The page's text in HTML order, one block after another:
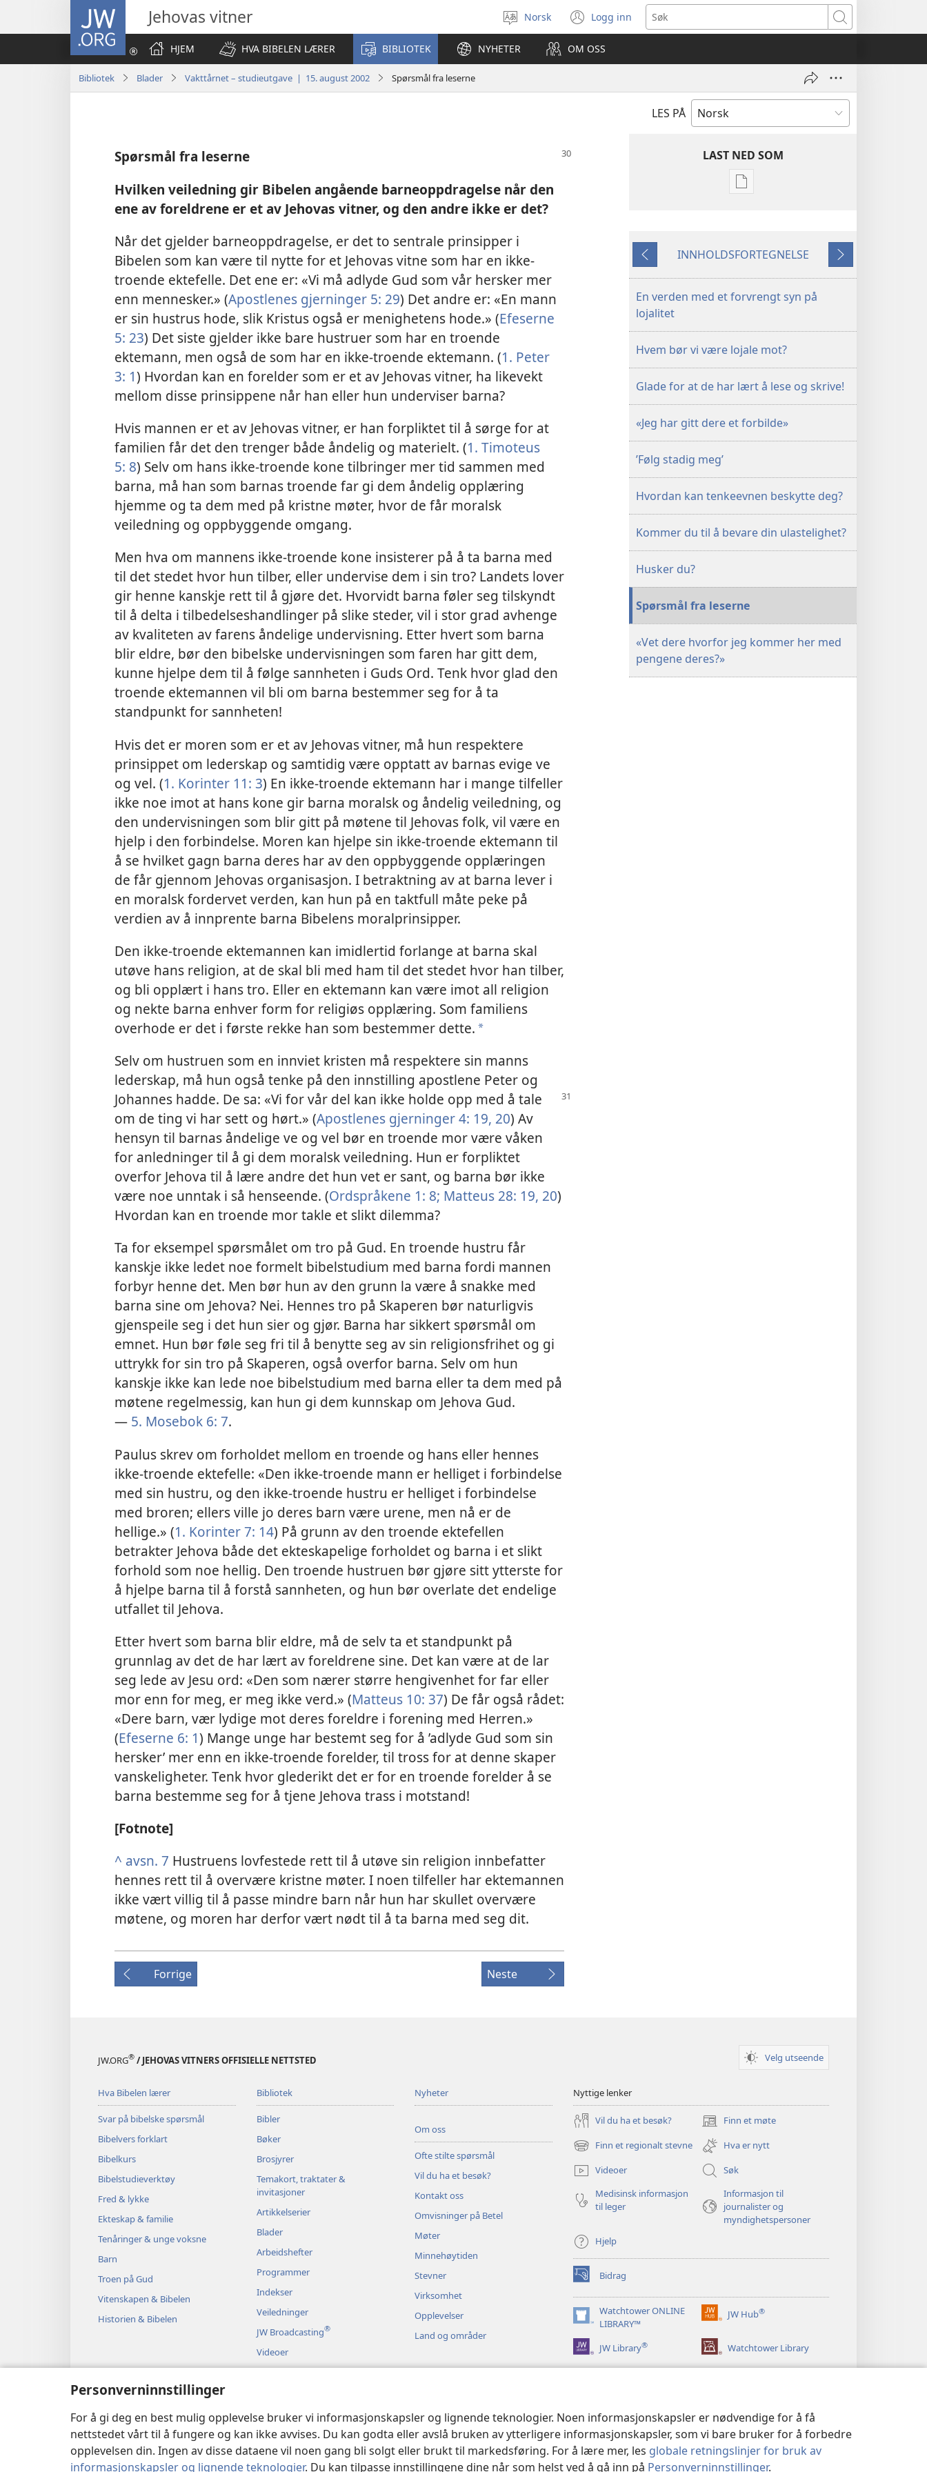
Personverninnstillinger
For å gi deg en best mulig opplevelse bruker vi informasjonskapsler og lignende teknologier. Noen informasjonskapsler er nødvendige for å få
nettstedet vårt til å fungere og kan ikke avvises. Du kan godta eller avslå bruken av ytterligere informasjonskapsler, som vi bare bruker for å forbedre
opplevelsen din. Ingen av disse dataene vil noen gang bli solgt eller brukt til markedsføring. For å lære mer, les globale retningslinjer for bruk av
informasjonskapsler og lignende teknologier. Du kan tilpasse innstillingene dine når som helst ved å gå inn på Personverninnstillinger.
JW.ORG Jehovas vitner
Velg
språk
Norsk Logg inn
(åpner
nytt
vindu)
Søk
HJEM
HVA BIBELEN LÆRER BIBLIOTEK NYHETER OM OSS
Bibliotek Blader Vakttårnet – studieutgave | 15. august 2002 Spørsmål fra leserne
LES PÅ
Spørsmål fra leserne
Hvilken veiledning gir Bibelen angående barneoppdragelse når den
ene av foreldrene er et av Jehovas vitner, og den andre ikke er det?
Når det gjelder barneoppdragelse, er det to sentrale prinsipper i
Bibelen som kan være til nytte for et Jehovas vitne som har en ikke-
troende ektefelle. Det ene er: «Vi må adlyde Gud som vår hersker mer
enn mennesker.» (Apostlenes gjerninger 5: 29) Det andre er: «En mann
er sin hustrus hode, slik Kristus også er menighetens hode.» (Efeserne
5: 23) Det siste gjelder ikke bare hustruer som har en troende
ektemann, men også de som har en ikke-troende ektemann. (1. Peter
3: 1) Hvordan kan en forelder som er et av Jehovas vitner, ha likevekt
mellom disse prinsippene når han eller hun underviser barna?
Hvis mannen er et av Jehovas vitner, er han forpliktet til å sørge for at
familien får det den trenger både åndelig og materielt. (1. Timoteus
5: 8) Selv om hans ikke-troende kone tilbringer mer tid sammen med
barna, må han som barnas troende far gi dem åndelig opplæring
hjemme og ta dem med på kristne møter, hvor de får moralsk
veiledning og oppbyggende omgang.
Men hva om mannens ikke-troende kone insisterer på å ta barna med
til det stedet hvor hun tilber, eller undervise dem i sin tro? Landets lover
gir henne kanskje rett til å gjøre det. Hvorvidt barna føler seg tilskyndt
til å delta i tilbedelseshandlinger på slike steder, vil i stor grad avhenge
av kvaliteten av farens åndelige undervisning. Etter hvert som barna
blir eldre, bør den bibelske undervisningen som faren har gitt dem,
kunne hjelpe dem til å følge sannheten i Guds Ord. Tenk hvor glad den
troende ektemannen vil bli om barna bestemmer seg for å ta
standpunkt for sannheten!
Hvis det er moren som er et av Jehovas vitner, må hun respektere
prinsippet om lederskap og samtidig være opptatt av barnas evige ve
og vel. (1. Korinter 11: 3) En ikke-troende ektemann har i mange tilfeller
ikke noe imot at hans kone gir barna moralsk og åndelig veiledning, og
den undervisningen som blir gitt på møtene til Jehovas folk, vil være en
hjelp i den forbindelse. Moren kan hjelpe sin ikke-troende ektemann til
å se hvilket gagn barna deres har av den oppbyggende opplæringen
de får gjennom Jehovas organisasjon. I betraktning av at barna lever i
en moralsk fordervet verden, kan hun på en taktfull måte peke på
verdien av å innprente barna Bibelens moralprinsipper.
Den ikke-troende ektemannen kan imidlertid forlange at barna skal
utøve hans religion, at de skal bli med ham til det stedet hvor han tilber,
og bli opplært i hans tro. Eller en ektemann kan være imot all religion
og nekte barna enhver form for religiøs opplæring. Som familiens
overhode er det i første rekke han som bestemmer dette. *
Selv om hustruen som en innviet kristen må respektere sin manns
lederskap, må hun også tenke på den innstilling apostlene Peter og
Johannes hadde. De sa: «Vi for vår del kan ikke holde opp med å tale
om de ting vi har sett og hørt.» (Apostlenes gjerninger 4: 19, 20) Av
hensyn til barnas åndelige ve og vel bør en troende mor være våken
for anledninger til å gi dem moralsk veiledning. Hun er forpliktet
overfor Jehova til å lære andre det hun vet er sant, og barna bør ikke
være noe unntak i så henseende. (Ordspråkene 1: 8; Matteus 28: 19, 20)
Hvordan kan en troende mor takle et slikt dilemma?
Ta for eksempel spørsmålet om tro på Gud. En troende hustru får
kanskje ikke ledet noe formelt bibelstudium med barna fordi mannen
forbyr henne det. Men bør hun av den grunn la være å snakke med
barna sine om Jehova? Nei. Hennes tro på Skaperen bør naturligvis
gjenspeile seg i det hun sier og gjør. Barna har sikkert spørsmål om
emnet. Hun bør føle seg fri til å benytte seg av sin religionsfrihet og gi
uttrykk for sin tro på Skaperen, også overfor barna. Selv om hun
kanskje ikke kan lede noe bibelstudium med barna eller ta dem med på
møtene regelmessig, kan hun gi dem kunnskap om Jehova Gud.
— 5. Mosebok 6: 7.
Paulus skrev om forholdet mellom en troende og hans eller hennes
ikke-troende ektefelle: «Den ikke-troende mann er helliget i forbindelse
med sin hustru, og den ikke-troende hustru er helliget i forbindelse
med broren; ellers ville jo deres barn være urene, men nå er de
hellige.» (1. Korinter 7: 14) På grunn av den troende ektefellen
betrakter Jehova både det ekteskapelige forholdet og barna i et slikt
forhold som noe hellig. Den troende hustruen bør gjøre sitt ytterste for
å hjelpe barna til å forstå sannheten, og hun bør overlate det endelige
utfallet til Jehova.
Etter hvert som barna blir eldre, må de selv ta et standpunkt på
grunnlag av det de har lært av foreldrene sine. Det kan være at de lar
seg lede av Jesu ord: «Den som nærer større hengivenhet for far eller
mor enn for meg, er meg ikke verd.» (Matteus 10: 37) De får også rådet:
«Dere barn, vær lydige mot deres foreldre i forening med Herren.»
(Efeserne 6: 1) Mange unge har bestemt seg for å ’adlyde Gud som sin
hersker’ mer enn en ikke-troende forelder, til tross for at denne skaper
vanskeligheter. Tenk hvor glederikt det er for en troende forelder å se
barna bestemme seg for å tjene Jehova trass i motstand!
[Fotnote]
^ avsn. 7 Hustruens lovfestede rett til å utøve sin religion innbefatter
hennes rett til å overvære kristne møter. I noen tilfeller har ektemannen
ikke vært villig til å passe mindre barn når hun har skullet overvære
møtene, og moren har derfor vært nødt til å ta barna med seg dit.
Forrige Neste
LAST NED SOM
Nedlastingsalternativer
–
2002
Forrige
INNHOLDSFORTEGNELSE
Neste
En verden med et forvrengt syn på
lojalitet
Hvem bør vi være lojale mot?
Glade for at de har lært å lese og skrive!
«Jeg har gitt dere et forbilde»
’Følg stadig meg’
Hvordan kan tenkeevnen beskytte deg?
Kommer du til å bevare din ulastelighet?
Husker du?
Spørsmål fra leserne
«Vet dere hvorfor jeg kommer her med
pengene deres?»
JW.ORG® / JEHOVAS VITNERS OFFISIELLE NETTSTED Velg utseende
Hva Bibelen lærer
Svar på bibelske spørsmål
Bibelvers forklart
Bibelkurs
Bibelstudieverktøy
Fred & lykke
Ekteskap & familie
Tenåringer & unge voksne
Barn
Troen på Gud
Vitenskapen & Bibelen
Historien & Bibelen
Bibliotek
Bibler
Bøker
Brosjyrer
Temakort, traktater &
invitasjoner
Artikkelserier
Blader
Arbeidshefter
Programmer
Indekser
Veiledninger
JW Broadcasting®
Videoer
Musikk
Dramatiserte bibelopplesninger
Nyheter
Om oss
Ofte stilte spørsmål
Vil du ha et besøk?
Kontakt oss
Omvisninger på Betel
Møter
Minnehøytiden
Stevner
Virksomhet
Opplevelser
Land og områder
Nyttige lenker
Vil du ha et besøk? Finn et møte
(åpner
nytt
vindu)
Finn et regionalt stevne
(åpner
nytt
vindu)
Hva er nytt
Videoer
Søk
Medisinsk informasjon
til leger
Informasjon til
journalister og
myndighetspersoner
Hjelp
Bidrag
(åpner
nytt
vindu) Watchtower ONLINE
LIBRARY™
(åpner
nytt
vindu)
JW Hub®
(åpner
vindu)
JW Library® Watchtower Library